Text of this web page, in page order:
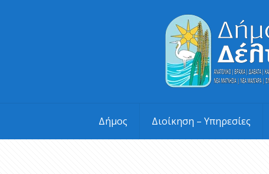
Δήμος Διοίκηση – Υπηρεσίες